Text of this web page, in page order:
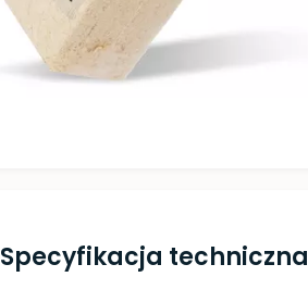
Specyfikacja techniczna